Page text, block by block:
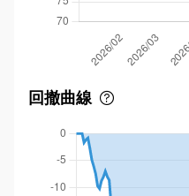
回撤曲線